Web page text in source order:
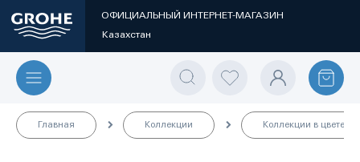
ОФИЦИАЛЬНЫЙ ИНТЕРНЕТ-МАГАЗИН
Казахстан
Главная Коллекции Коллекции в цвете